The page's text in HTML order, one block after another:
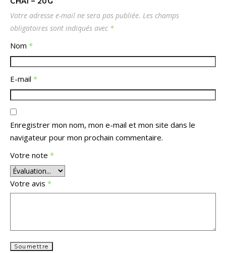
Votre adresse e-mail ne sera pas publiée. Les champs
obligatoires sont indiqués avec *
Nom *
E-mail *
Enregistrer mon nom, mon e-mail et mon site dans le
navigateur pour mon prochain commentaire.
Votre note *
Votre avis *